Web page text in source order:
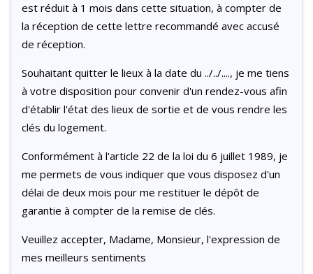
est réduit à 1 mois dans cette situation, à compter de
la réception de cette lettre recommandé avec accusé
de réception.
Souhaitant quitter le lieux à la date du ../../...., je me tiens
à votre disposition pour convenir d'un rendez-vous afin
d'établir l'état des lieux de sortie et de vous rendre les
clés du logement.
Conformément à l'article 22 de la loi du 6 juillet 1989, je
me permets de vous indiquer que vous disposez d'un
délai de deux mois pour me restituer le dépôt de
garantie à compter de la remise de clés.
Veuillez accepter, Madame, Monsieur, l'expression de
mes meilleurs sentiments